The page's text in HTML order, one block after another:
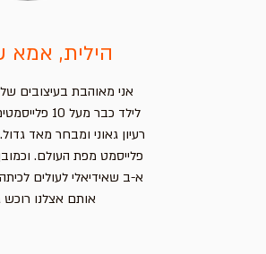
הילית, אמא
אני מאוהבת בעיצובים
לילד כבר מעל
רעיון גאוני ומבחר מאד
פלייסמט מפת העולם.
א-ב שאידיאלי לעולים
אותם אצלנו רוכש